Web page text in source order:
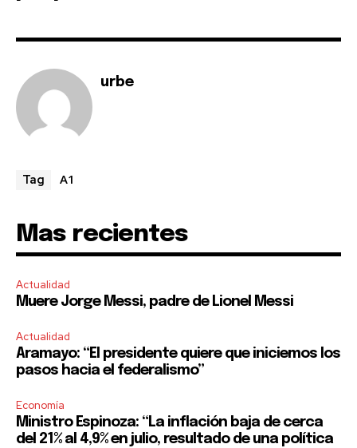
I've read and accept the
urbe
Tag A1
Mas recientes
Actualidad
Muere Jorge Messi, padre de Lionel Messi
Actualidad
Aramayo: “El presidente quiere que iniciemos los
pasos hacia el federalismo”
Economía
Ministro Espinoza: “La inflación baja de cerca
del 21% al 4,9% en julio, resultado de una política